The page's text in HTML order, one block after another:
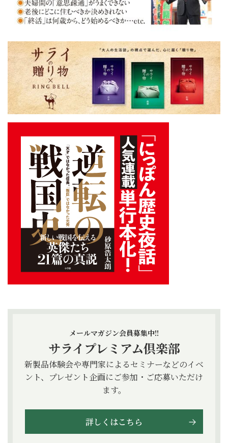
メールマガジン会員募集中!!
サライプレミアム倶楽部
新製品体験会や専門家によるセミナーなどのイベ
ント、プレゼント企画にご参加・ご応募いただけ
ます。
詳しくはこちら